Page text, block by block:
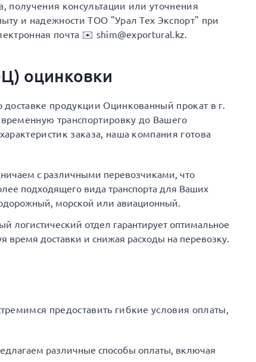
получения консультации или уточнения
и надежности ТОО "Урал Тех Экспорт" при
почта ✉️ shim@exportural.kz.
оцинковки
продукции Оцинкованный прокат в г.
транспортировку до Вашего
заказа, наша компания готова
с различными перевозчиками, что
подходящего вида транспорта для Ваших
морской или авиационный.
логистический отдел гарантирует оптимальное
доставки и снижая расходы на перевозку.
предоставить гибкие условия оплаты,
различные способы оплаты, включая